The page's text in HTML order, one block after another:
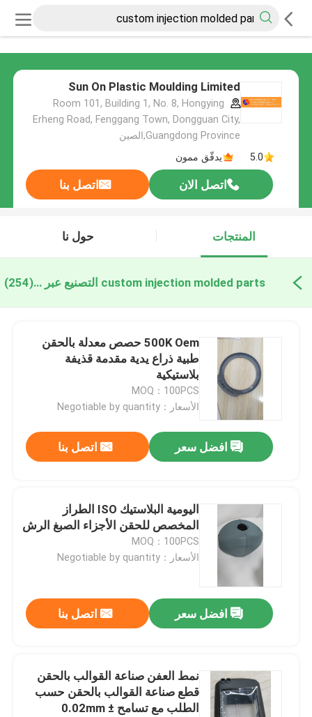
Sun On Plastic Moulding Limited
Room 101, Building 1, No. 8, Hongying
Erheng Road, Fenggang Town, Dongguan City,
Guangdong Province,الصين
5.0
يدقّق ممون
اتصل الان اتصل بنا
المنتجات حول نا
custom injection molded parts التصنيع عبر الإنترنت(254)
500K Oem حصص معدلة بالحقن
طبية ذراع يدية مقدمة قذيفة
بلاستيكية
MOQ：100PCS
الأسعار：Negotiable by quantity
افضل سعر اتصل بنا
اليومية البلاستيك ISO الطراز
المخصص للحقن الأجزاء الصبغ الرش
MOQ：100PCS
الأسعار：Negotiable by quantity
افضل سعر اتصل بنا
نمط العفن صناعة القوالب بالحقن
قطع صناعة القوالب بالحقن حسب
الطلب مع تسامح ± 0.02mm